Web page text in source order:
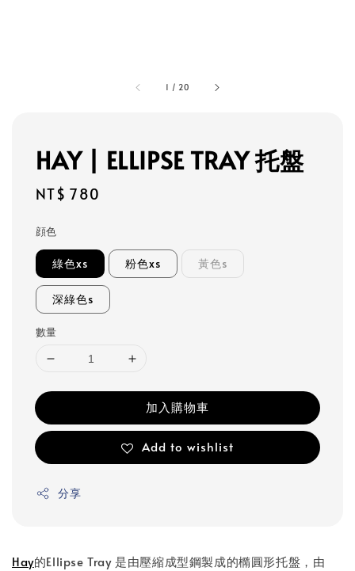
1 / 20
HAY | ELLIPSE TRAY 托盤
Regular
NT$ 780
顔色
綠色xs 粉色xs 黃色s
深綠色s
數量
加入購物車
Add to wishlist
分享
Hay的Ellipse Tray 是由壓縮成型鋼製成的橢圓形托盤，由